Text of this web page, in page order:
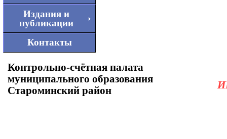
Издания и
публикации
Контакты
Контрольно-счётная палата
муниципального образования
Староминский район